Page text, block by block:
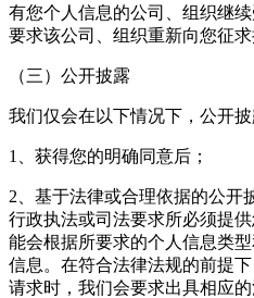
有您个人信息的公司、组织继
要求该公司、组织重新向您征求
（三）公开披露
我们仅会在以下情况下，公开披
1、获得您的明确同意后；
2、基于法律或合理依据的公开
行政执法或司法要求所必须提
能会根据所要求的个人信息类
信息。在符合法律法规的前提
请求时，我们会要求出具相应